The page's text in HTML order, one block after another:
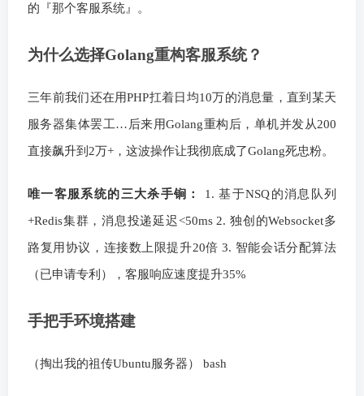
的『那个客服系统』。
为什么选择Golang重构客服系统？
三年前我们还在用PHP扛着日均10万的消息量，直到某天
服务器集体罢工…后来用Golang重构后，单机并发从200
直接飙升到2万+，这波操作让我彻底成了Golang死忠粉。
唯一客服系统的三大杀手锏： 1. 基于NSQ的消息队列
+Redis集群，消息投递延迟<50ms 2. 独创的Websocket多
路复用协议，连接数上限提升20倍 3. 智能会话分配算法
（已申请专利），客服响应速度提升35%
手把手环境搭建
（掏出我的祖传Ubuntu服务器） bash